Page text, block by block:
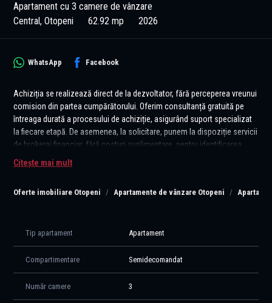
Apartament cu 3 camere de vânzare
Central, Otopeni
62.92 mp 2026
Oferte imobiliare Otopeni Apartamente de vânzare Otopeni
WhatsApp Facebook
Achiziția se realizează direct de la dezvoltator, fără perceperea vreunui
comision din partea cumpărătorului. Oferim consultanță gratuită pe
întreaga durată a procesului de achiziție, asigurând suport specializat
la fiecare etapă. De asemenea, la solicitare, punem la dispoziție servicii
de brokeraj financiar, fără costuri suplimentare, pentru identificarea
celor mai avantajoase soluții de finanțare adaptate nevoilor
dumneavoastră.
Vă propunem, spre vânzare, un apartament cu 3 camere, situat într-un
confort și funcționalitate:
- zona de zi este open space, cu acces spre un balcon și bucătărie
retrasă
amplasarea a multiple spații de depozitare
Citește mai mult
Tip apartament Apartament
Compartimentare Semidecomandat
Număr camere 3